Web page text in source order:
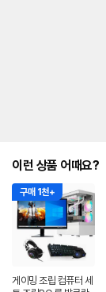
이런 상품 어때요?
구매 1천+
게이밍 조립 컴퓨터 세